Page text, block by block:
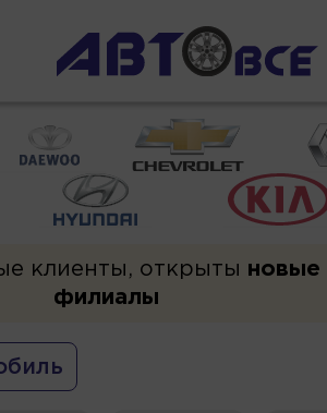
клиенты, открыты новые
филиалы